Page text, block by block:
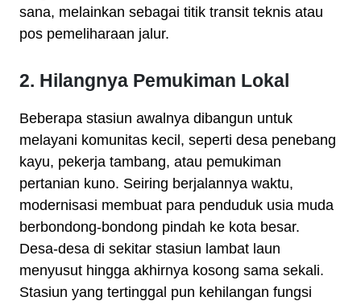
sana, melainkan sebagai titik transit teknis atau
pos pemeliharaan jalur.
2. Hilangnya Pemukiman Lokal
Beberapa stasiun awalnya dibangun untuk
melayani komunitas kecil, seperti desa penebang
kayu, pekerja tambang, atau pemukiman
pertanian kuno. Seiring berjalannya waktu,
modernisasi membuat para penduduk usia muda
berbondong-bondong pindah ke kota besar.
Desa-desa di sekitar stasiun lambat laun
menyusut hingga akhirnya kosong sama sekali.
Stasiun yang tertinggal pun kehilangan fungsi